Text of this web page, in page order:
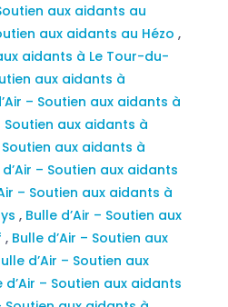
aux aidants au
aux aidants au Hézo ,
aidants à Le Tour-du-
aux aidants à
– Soutien aux aidants à
Soutien aux aidants à
Soutien aux aidants à
d’Air – Soutien aux aidants
– Soutien aux aidants à
, Bulle d’Air – Soutien aux
, Bulle d’Air – Soutien aux
d’Air – Soutien aux
d’Air – Soutien aux aidants